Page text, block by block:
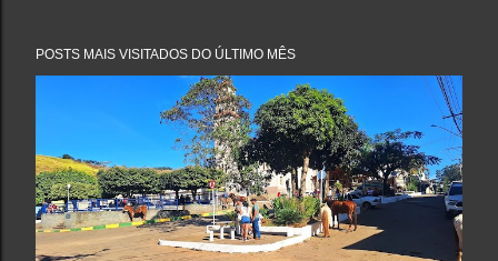
a
u
e
n
t
á
r
i
o
POSTS MAIS VISITADOS DO ÚLTIMO MÊS